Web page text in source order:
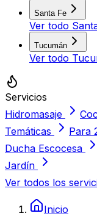
Santa Fe
Ver todo
Tucumán
Ver todo
Servicios
Hidromasaje
Temáticas
Para
Ducha Escocesa
Jardín
Ver todos los
Inicio